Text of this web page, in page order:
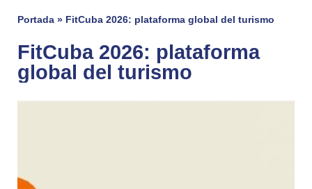
Portada » FitCuba 2026: plataforma global del turismo
FitCuba 2026: plataforma
global del turismo